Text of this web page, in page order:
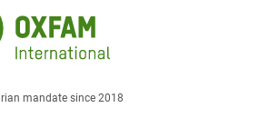
mandate since 2018